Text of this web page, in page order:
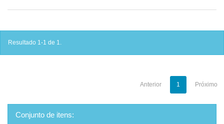
Resultado 1-1 de 1.
Anterior 1 Próximo
Conjunto de itens: